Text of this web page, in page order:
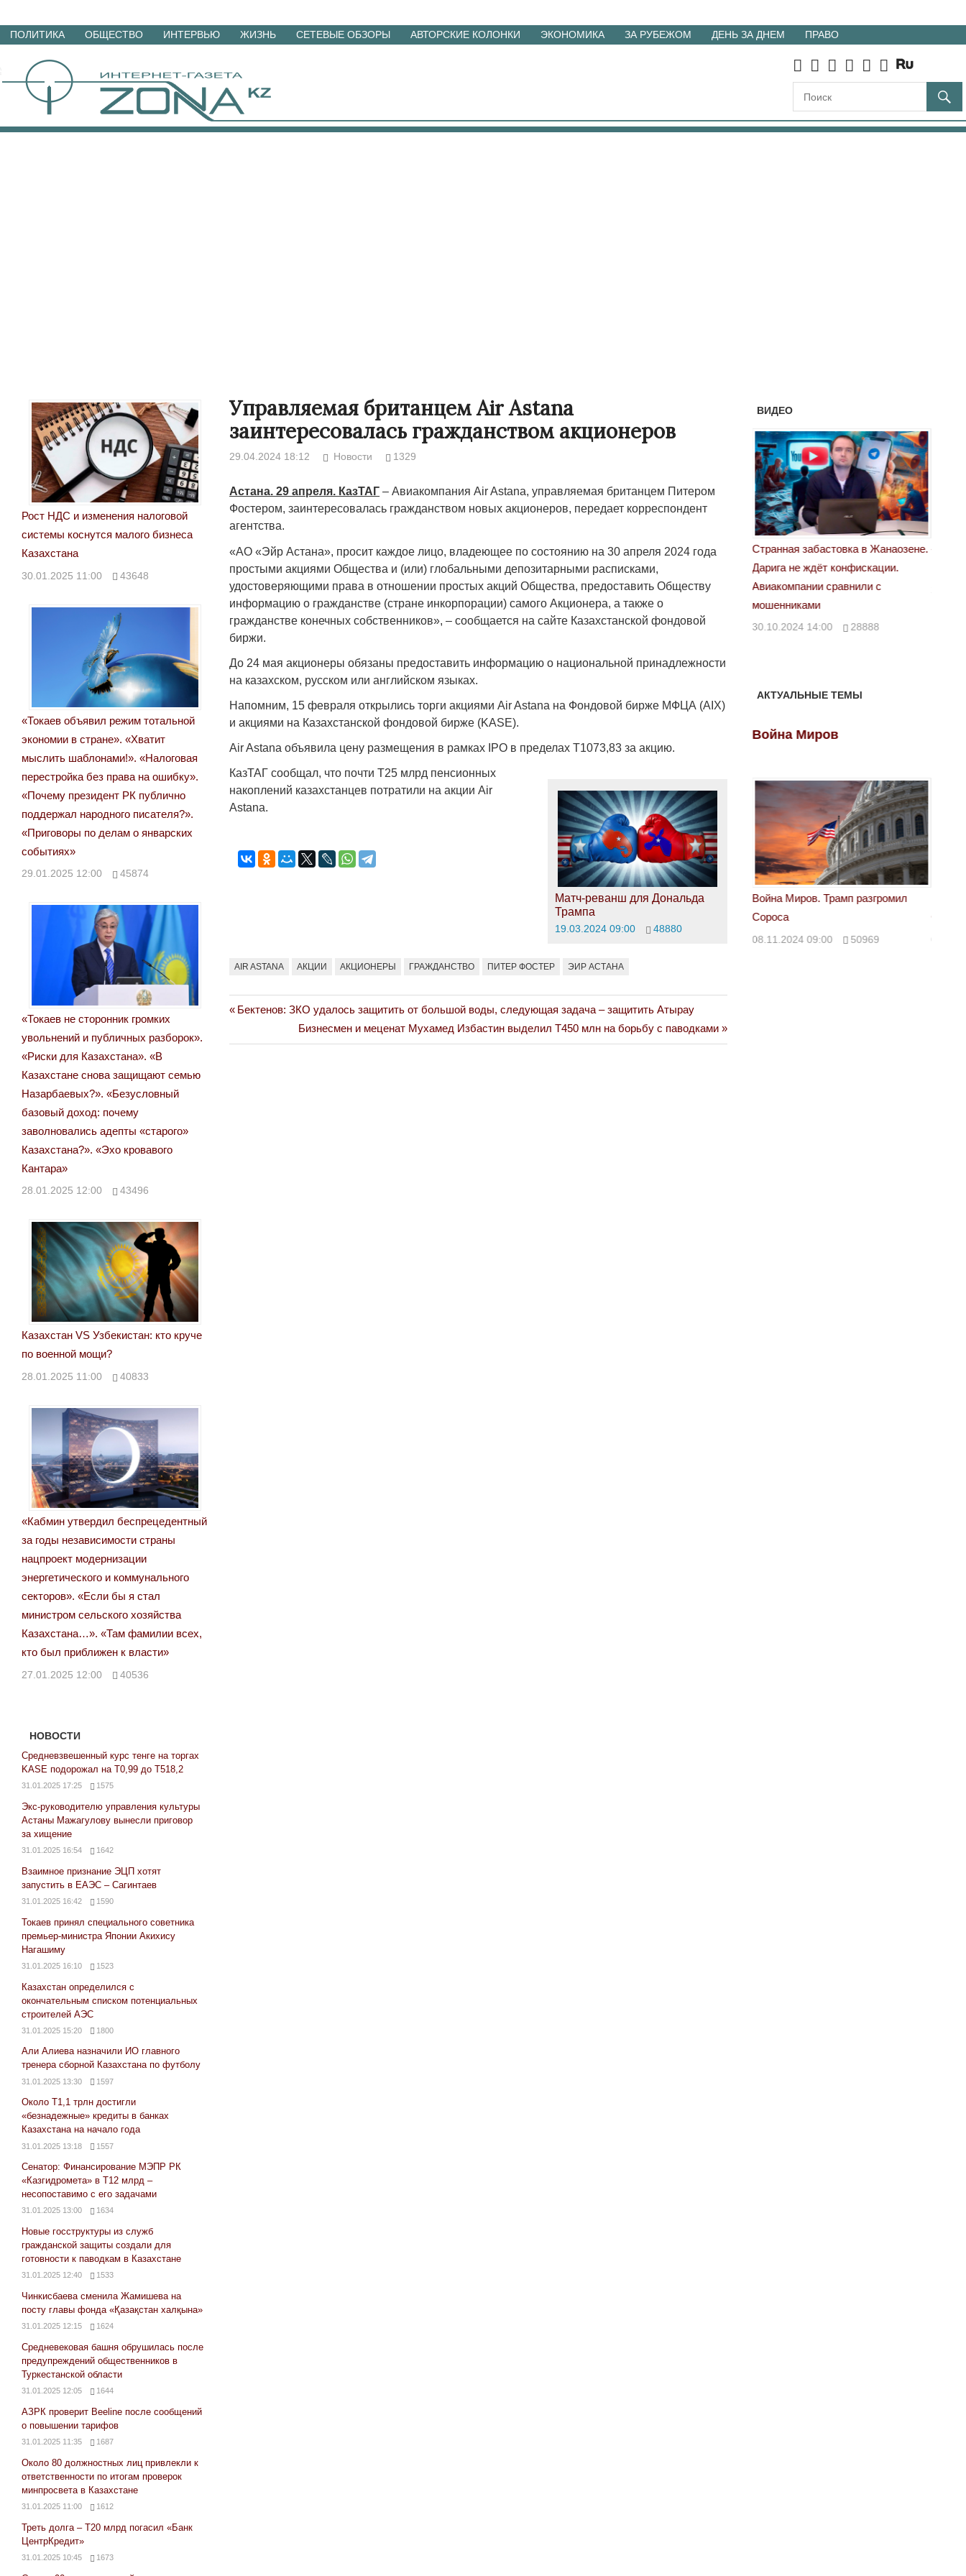
Перейти
материалам
ПОЛИТИКА ОБЩЕСТВО ИНТЕРВЬЮ ЖИЗНЬ СЕТЕВЫЕ ОБЗОРЫ АВТОРСКИЕ КОЛОНКИ ЭКОНОМИКА ЗА РУБЕЖОМ ДЕНЬ ЗА ДНЕМ ПРАВО
Управляемая британцем Air Astana
заинтересовалась гражданством акционеров
29.04.2024 18:12 Новости 1329
Астана. 29 апреля. КазТАГ – Авиакомпания Air Astana, управляемая британцем Питером
Фостером, заинтересовалась гражданством новых акционеров, передает корреспондент
агентства.
«АО «Эйр Астана», просит каждое лицо, владеющее по состоянию на 30 апреля 2024 года
простыми акциями Общества и (или) глобальными депозитарными расписками,
удостоверяющими права в отношении простых акций Общества, предоставить Обществу
информацию о гражданстве (стране инкорпорации) самого Акционера, а также о
гражданстве конечных собственников», – сообщается на сайте Казахстанской фондовой
биржи.
До 24 мая акционеры обязаны предоставить информацию о национальной принадлежности
на казахском, русском или английском языках.
Напомним, 15 февраля открылись торги акциями Air Astana на Фондовой бирже МФЦА (AIX)
и акциями на Казахстанской фондовой бирже (KASE).
Air Astana объявила цену размещения в рамках IPO в пределах Т1073,83 за акцию.
Матч-реванш для Дональда
Трампа
19.03.2024 09:00 48880
КазТАГ сообщал, что почти Т25 млрд пенсионных
накоплений казахстанцев потратили на акции Air
Astana.
AIR ASTANA АКЦИИ АКЦИОНЕРЫ ГРАЖДАНСТВО ПИТЕР ФОСТЕР ЭИР АСТАНА
Навигация
по
Previous
Бектенов: ЗКО удалось защитить от большой воды, следующая задача – защитить Атырау
Next
Post:
Бизнесмен и меценат Мухамед Избастин выделил Т450 млн на борьбу с паводками
Рост НДС и изменения налоговой
системы коснутся малого бизнеса
Казахстана
30.01.2025 11:00 43648
«Токаев объявил режим тотальной
экономии в стране». «Хватит
мыслить шаблонами!». «Налоговая
перестройка без права на ошибку».
«Почему президент РК публично
поддержал народного писателя?».
«Приговоры по делам о январских
событиях»
29.01.2025 12:00 45874
«Токаев не сторонник громких
увольнений и публичных разборок».
«Риски для Казахстана». «В
Казахстане снова защищают семью
Назарбаевых?». «Безусловный
базовый доход: почему
заволновались адепты «старого»
Казахстана?». «Эхо кровавого
Кантара»
28.01.2025 12:00 43496
Казахстан VS Узбекистан: кто круче
по военной мощи?
28.01.2025 11:00 40833
«Кабмин утвердил беспрецедентный
за годы независимости страны
нацпроект модернизации
энергетического и коммунального
секторов». «Если бы я стал
министром сельского хозяйства
Казахстана…». «Там фамилии всех,
кто был приближен к власти»
27.01.2025 12:00 40536
НОВОСТИ
Средневзвешенный курс тенге на торгах
KASE подорожал на Т0,99 до Т518,2
31.01.2025 17:25 1575
Экс-руководителю управления культуры
Астаны Мажагулову вынесли приговор
за хищение
31.01.2025 16:54 1642
Взаимное признание ЭЦП хотят
запустить в ЕАЭС – Сагинтаев
31.01.2025 16:42 1590
Токаев принял специального советника
премьер-министра Японии Акихису
Нагашиму
31.01.2025 16:10 1523
Казахстан определился с
окончательным списком потенциальных
строителей АЭС
31.01.2025 15:20 1800
Али Алиева назначили ИО главного
тренера сборной Казахстана по футболу
31.01.2025 13:30 1597
Около Т1,1 трлн достигли
«безнадежные» кредиты в банках
Казахстана на начало года
31.01.2025 13:18 1557
Сенатор: Финансирование МЭПР РК
«Казгидромета» в Т12 млрд –
несопоставимо с его задачами
31.01.2025 13:00 1634
Новые госструктуры из служб
гражданской защиты создали для
готовности к паводкам в Казахстане
31.01.2025 12:40 1533
Чинкисбаева сменила Жамишева на
посту главы фонда «Қазақстан халқына»
31.01.2025 12:15 1624
Средневековая башня обрушилась после
предупреждений общественников в
Туркестанской области
31.01.2025 12:05 1644
АЗРК проверит Beeline после сообщений
о повышении тарифов
31.01.2025 11:35 1687
Около 80 должностных лиц привлекли к
ответственности по итогам проверок
минпросвета в Казахстане
31.01.2025 11:00 1612
Треть долга – Т20 млрд погасил «Банк
ЦентрКредит»
31.01.2025 10:45 1673
ВИДЕО
Народ выбрал свет
17.10.2024 17:00 29972
Странная забастовка в Жанаозене.
Дарига не ждёт конфискации.
Авиакомпании сравнили с
мошенниками
30.10.2024 14:00 28888
«Новый Казахстан не говорит всей
правды»
29.10.2024 09:00 39623
АКТУАЛЬНЫЕ ТЕМЫ
Война Миров. Трамп разгромил
Сороса
Война Миров
Война Миров. Трамп разгромил
Сороса
08.11.2024 09:00 50969